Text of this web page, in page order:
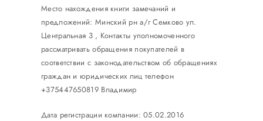
Место нахождения книги замечаний и
предложений: Минский рн а/г Семково ул.
Центральная 3 , Контакты уполномоченного
рассматривать обращения покупателей в
соответствии с законодательством об обращениях
граждан и юридических лиц телефон
+375447650819 Владимир
Дата регистрации компании: 05.02.2016